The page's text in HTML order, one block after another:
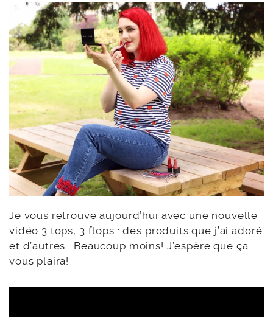
Je vous retrouve aujourd’hui avec une nouvelle
vidéo 3 tops, 3 flops : des produits que j’ai adoré
et d’autres… Beaucoup moins! J’espère que ça
vous plaira!